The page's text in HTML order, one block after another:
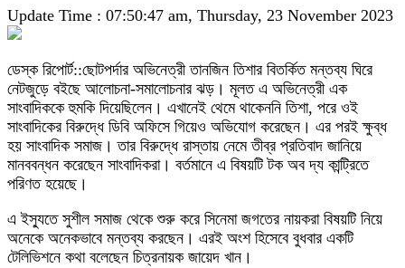
Update Time : 07:50:47 am, Thursday, 23 November 2023
ডেস্ক রিপোর্ট::ছোটপর্দার অভিনেত্রী তানজিন তিশার বিতর্কিত মন্তব্য ঘিরে
নেটজুড়ে বইছে আলোচনা-সমালোচনার ঝড়। মূলত এ অভিনেত্রী এক
সাংবাদিককে হুমকি দিয়েছিলেন। এখানেই থেমে থাকেননি তিশা, পরে ওই
সাংবাদিকের বিরুদ্ধে ডিবি অফিসে গিয়েও অভিযোগ করেছেন। এর পরই ক্ষুব্ধ
হয় সাংবাদিক সমাজ। তার বিরুদ্ধে রাস্তায় নেমে তীব্র প্রতিবাদ জানিয়ে
মানববন্ধন করেছেন সাংবাদিকরা। বর্তমানে এ বিষয়টি টক অব দ্য কান্ট্রিতে
পরিণত হয়েছে।
এ ইস্যুতে সুশীল সমাজ থেকে শুরু করে সিনেমা জগতের নায়করা বিষয়টি নিয়ে
অনেকে অনেকভাবে মন্তব্য করছেন। এরই অংশ হিসেবে বুধবার একটি
টেলিভিশনে কথা বলেছেন চিত্রনায়ক জায়েদ খান।